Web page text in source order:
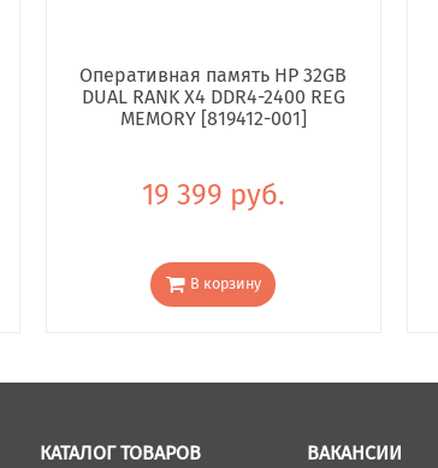
Оперативная память HP 32GB
DUAL RANK X4 DDR4-2400 REG
MEMORY [819412-001]
19 399 руб.
В корзину
КАТАЛОГ ТОВАРОВ ВАКАНСИИ